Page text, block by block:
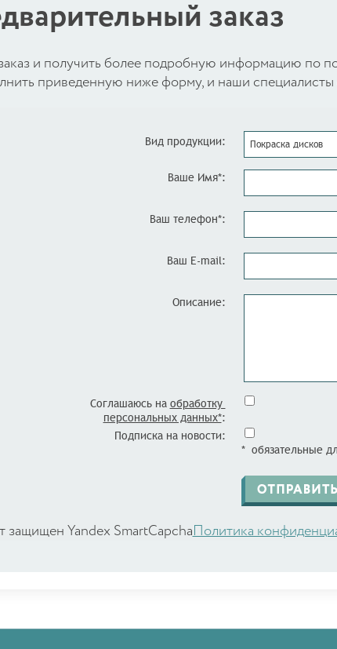
заказ
заказ и получить более подробную информацию по
приведенную ниже форму, и наши специалисты
Вид продукции: Покраска дисков
Ваше Имя*:
Ваш телефон*:
Ваш E-mail:
Описание:
Соглашаюсь на обработку
персональных данных*:
Подписка на новости:
* обязательные
защищен Yandex SmartCapcha Политика